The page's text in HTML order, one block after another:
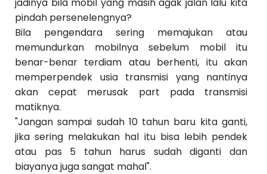
pindah persenelengnya?
Bila pengendara sering memajukan atau
memundurkan mobilnya sebelum mobil itu
benar-benar terdiam atau berhenti, itu akan
memperpendek usia transmisi yang nantinya
akan cepat merusak part pada transmisi
matiknya.
"Jangan sampai sudah 10 tahun baru kita ganti,
jika sering melakukan hal itu bisa lebih pendek
atau pas 5 tahun harus sudah diganti dan
biayanya juga sangat mahal".